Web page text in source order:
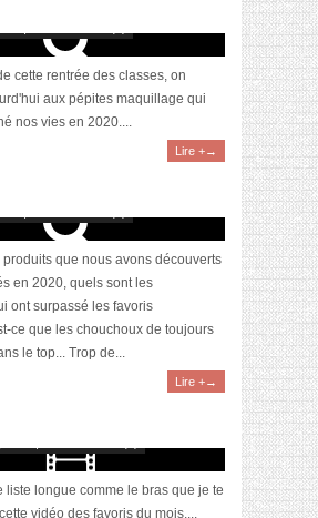
cette rentrée des classes, on
aux pépites maquillage qui
nos vies en 2020....
Lire +→
que nous avons découverts
en 2020, quels sont les
ont surpassé les favoris
ce que les chouchoux de toujours
le top... Trop de...
Lire +→
liste longue comme le bras que je te
vidéo des favoris du mois....